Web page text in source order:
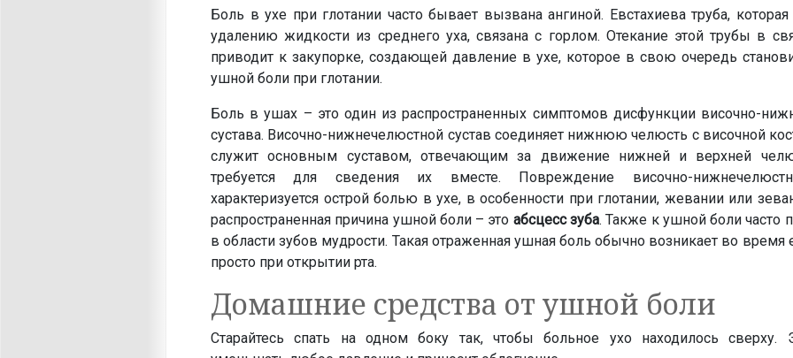
Боль в ухе при глотании часто бывает вызвана ангиной. Евстахиева труба, которая
удалению жидкости из среднего уха, связана с горлом. Отекание этой трубы в
приводит к закупорке, создающей давление в ухе, которое в свою очередь
ушной боли при глотании.
Боль в ушах – это один из распространенных симптомов дисфункции височно-
сустава. Височно-нижнечелюстной сустав соединяет нижнюю челюсть с височной
служит основным суставом, отвечающим за движение нижней и верхней
требуется для сведения их вместе. Повреждение височно-
характеризуется острой болью в ухе, в особенности при глотании, жевании или
распространенная причина ушной боли – это абсцесс зуба. Также к ушной боли часто
в области зубов мудрости. Такая отраженная ушная боль обычно возникает во
просто при открытии рта.
Домашние средства от ушной боли
Старайтесь спать на одном боку так, чтобы больное ухо находилось сверху.